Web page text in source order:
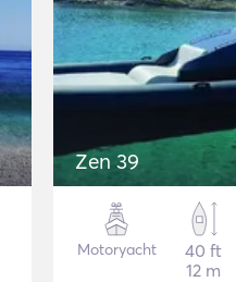
Zen 39
Motoryacht
40 ft
12 m